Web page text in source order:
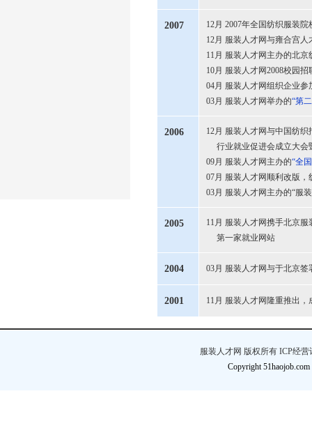
2007
12月 2007年全国纺织服装
12月 服装人才网与雍合宫
11月 服装人才网主办的北
10月 服装人才网2008校园
04月 服装人才网组织企业
03月 服装人才网举办的“第
2006
12月 服装人才网与中国纺
行业就业促进会成立大会
09月 服装人才网主办的“全
07月 服装人才网顺利改版
03月 服装人才网主办的“服
2005
11月 服装人才网携手北京
第一家就业网站
2004 03月 服装人才网与于北京
2001 11月 服装人才网隆重推出
服装人才网 版权所有 ICP经
Copyright